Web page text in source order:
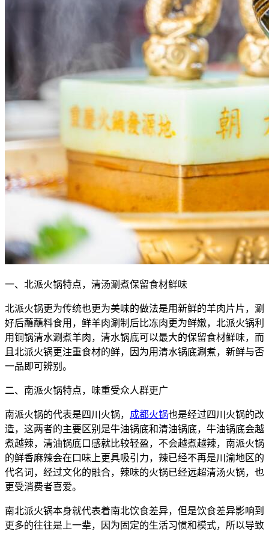
一、北派火锅特点，清汤涮煮保留食材鲜味
北派火锅更为传统也更为美味的做法是用新鲜的羊肉片片，涮
好后蘸蘸料食用，鲜羊肉涮制后比冻肉更为鲜嫩，北派火锅利
用铜锅清水涮煮羊肉，清水锅底可以最大的保留食材鲜味，而
且北派火锅更注重食材的鲜，因为用清水锅底涮煮，新鲜与否
一品即可辨别。
二、南派火锅特点，味重受众人群更广
南派火锅的代表是四川火锅， 成都火锅也是经过四川火锅的改
造，这两者的主要区别是牛油锅底和清油锅底，牛油锅底会越
煮越辣，清油锅底口感就比较轻盈，不会越煮越辣，南派火锅
的鲜香麻辣会在口味上更具吸引力，辣已经不再是川渝地区的
代名词，经过文化的融合，辣味的火锅已经远超清汤火锅，也
更受消费者喜爱。
南北派火锅本身就代表着南北饮食差异，但是饮食差异影响到
更多的往往是上一辈，因为固定的生活习惯和模式，所以导致